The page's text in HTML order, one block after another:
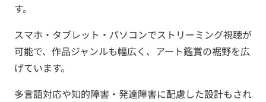
す。
スマホ・タブレット・パソコンでストリーミング視聴が
可能で、作品ジャンルも幅広く、アート鑑賞の裾野を広
げています。
多言語対応や知的障害・発達障害に配慮した設計もされ